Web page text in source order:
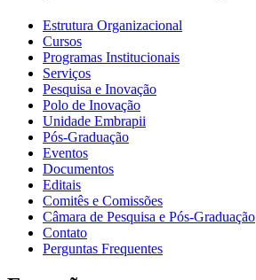
Estrutura Organizacional
Cursos
Programas Institucionais
Serviços
Pesquisa e Inovação
Polo de Inovação
Unidade Embrapii
Pós-Graduação
Eventos
Documentos
Editais
Comitês e Comissões
Câmara de Pesquisa e Pós-Graduação
Contato
Perguntas Frequentes